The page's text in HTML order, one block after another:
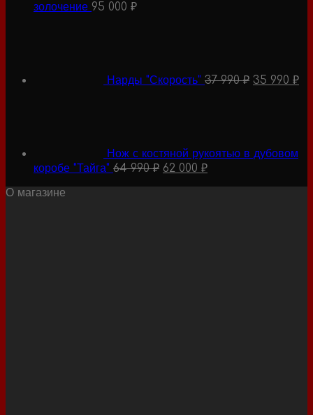
золочение 95 000 ₽
Нарды "Скорость" 37 990₽
990 ₽.
35 990 ₽
Нож с костяной рукоятью в дубовом
коробе "Тайга" 64 990₽ Первоначальная
составляла
62 000 ₽Текущая
62
О магазине